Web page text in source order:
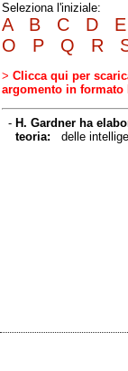
Seleziona l'iniziale:
A B C D E
O
P Q R
> Clicca qui per
argomento in formato
- H. Gardner ha
teoria: delle